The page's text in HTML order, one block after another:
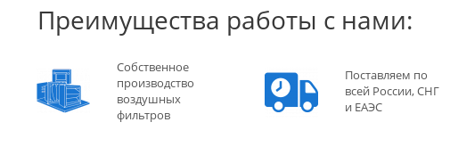
Преимущества работы с нами:
Собственное
производство
воздушных
фильтров
Поставляем по
всей России, СНГ
и ЕАЭС